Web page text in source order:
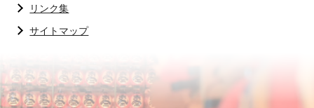
リンク集
サイトマップ